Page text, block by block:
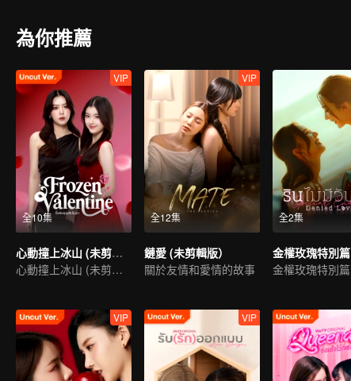
為你推薦
全10集
VIP
心動撞上冰山 (未剪輯版)
心動撞上冰山 (未剪輯版)
全12集
VIP
鏈愛 (未剪輯版）
關於友情和愛情的故事
全2集
金權玫瑰特別篇
金權玫瑰特別篇
VIP VIP